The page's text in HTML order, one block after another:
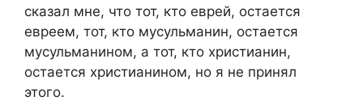
сказал мне, что тот, кто еврей, остается
евреем, тот, кто мусульманин, остается
мусульманином, а тот, кто христианин,
остается христианином, но я не принял
этого.